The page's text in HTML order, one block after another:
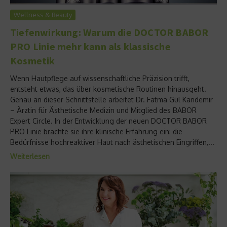
Wellness & Beauty
Tiefenwirkung: Warum die DOCTOR BABOR
PRO Linie mehr kann als klassische
Kosmetik
Wenn Hautpflege auf wissenschaftliche Präzision trifft,
entsteht etwas, das über kosmetische Routinen hinausgeht.
Genau an dieser Schnittstelle arbeitet Dr. Fatma Gül Kandemir
– Ärztin für Ästhetische Medizin und Mitglied des BABOR
Expert Circle. In der Entwicklung der neuen DOCTOR BABOR
PRO Linie brachte sie ihre klinische Erfahrung ein: die
Bedürfnisse hochreaktiver Haut nach ästhetischen Eingriffen,...
Weiterlesen